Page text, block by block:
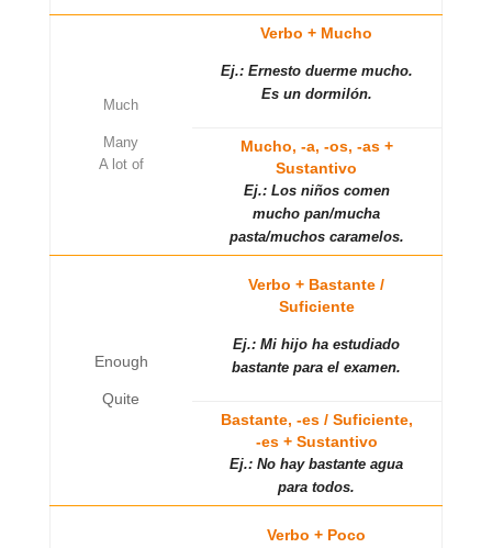
Much
Many
A lot of
Verbo + Mucho
Ej.: Ernesto duerme mucho.
Es un dormilón.
Mucho, -a, -os, -as +
Sustantivo
Ej.: Los niños comen
mucho pan/mucha
pasta/muchos caramelos.
Enough
Quite
Verbo + Bastante /
Suficiente
Ej.: Mi hijo ha estudiado
bastante para el examen.
Bastante, -es / Suficiente,
-es + Sustantivo
Ej.: No hay bastante agua
para todos.
Verbo + Poco